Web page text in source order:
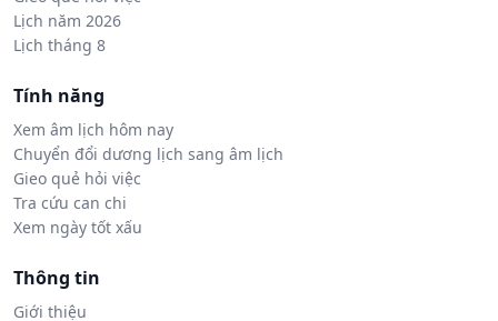
Lịch năm 2026
Lịch tháng 8
Tính năng
Xem âm lịch hôm nay
Chuyển đổi dương lịch sang âm lịch
Gieo quẻ hỏi việc
Tra cứu can chi
Xem ngày tốt xấu
Thông tin
Giới thiệu